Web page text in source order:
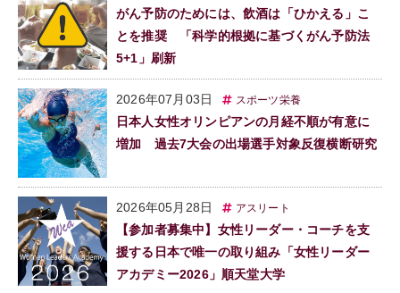
がん予防のためには、飲酒は「ひかえる」こ
とを推奨 「科学的根拠に基づくがん予防法
5+1」刷新
2026年07月03日 スポーツ栄養
日本人女性オリンピアンの月経不順が有意に
増加 過去7大会の出場選手対象反復横断研究
2026年05月28日 アスリート
【参加者募集中】女性リーダー・コーチを支
援する日本で唯一の取り組み「女性リーダー
アカデミー2026」順天堂大学